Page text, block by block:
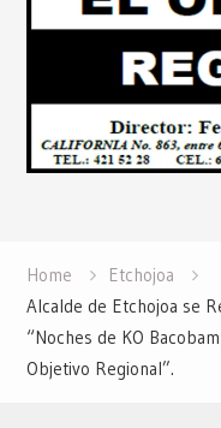
Home
Etchojoa
Alcalde de Etchojoa se
“Noches de KO
Objetivo Regional”.